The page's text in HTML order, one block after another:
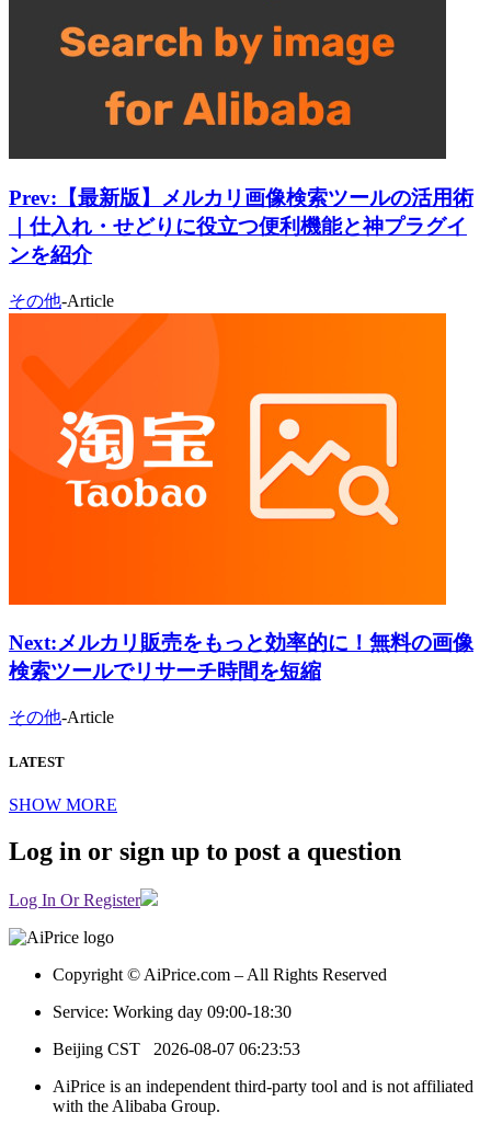
Prev: 【最新版】メルカリ画像検索ツールの活用術
｜仕入れ・せどりに役立つ便利機能と神プラグイ
ンを紹介
その他-Article
Next:メルカリ販売をもっと効率的に！無料の画像
検索ツールでリサーチ時間を短縮
その他-Article
LATEST
SHOW MORE
Log in or sign up to post a question
Log In Or Register
Copyright © AiPrice.com – All Rights Reserved
Service: Working day 09:00-18:30
Beijing CST 2026-08-07 06:23:53
AiPrice is an independent third-party tool and is not affiliated
with the Alibaba Group.